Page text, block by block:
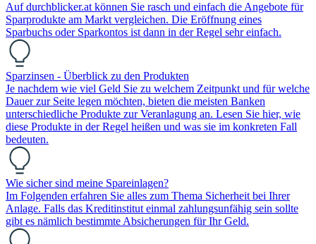
Auf durchblicker.at können Sie rasch und einfach die Angebote für
Sparprodukte am Markt vergleichen. Die Eröffnung eines
Sparbuchs oder Sparkontos ist dann in der Regel sehr einfach.
Sparzinsen - Überblick zu den Produkten
Je nachdem wie viel Geld Sie zu welchem Zeitpunkt und für welche
Dauer zur Seite legen möchten, bieten die meisten Banken
unterschiedliche Produkte zur Veranlagung an. Lesen Sie hier, wie
diese Produkte in der Regel heißen und was sie im konkreten Fall
bedeuten.
Wie sicher sind meine Spareinlagen?
Im Folgenden erfahren Sie alles zum Thema Sicherheit bei Ihrer
Anlage. Falls das Kreditinstitut einmal zahlungsunfähig sein sollte
gibt es nämlich bestimmte Absicherungen für Ihr Geld.